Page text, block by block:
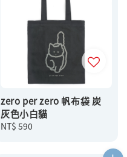
zero per zero 帆布袋 炭
灰色小白貓
Regular
NT$ 590